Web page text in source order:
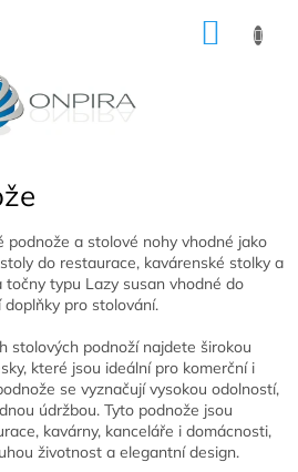
podnože a stolové nohy vhodné jako
do restaurace, kavárenské stolky a
typu Lazy susan vhodné do
pro stolování.
stolových podnoží najdete širokou
které jsou ideální pro komerční i
se vyznačují vysokou odolností,
údržbou. Tyto podnože jsou
kavárny, kanceláře i domácnosti,
životnost a elegantní design.